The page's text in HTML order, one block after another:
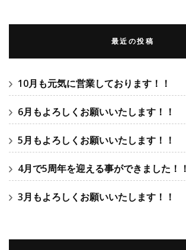
最近の投稿
10月も元気に営業しております！！
6月もよろしくお願いいたします！！
5月もよろしくお願いいたします！！
4月で5周年を迎える事ができました！！
3月もよろしくお願いいたします！！